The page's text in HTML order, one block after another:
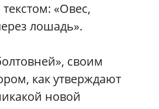
«Овес,
лошадь».
своим
как утверждают
новой